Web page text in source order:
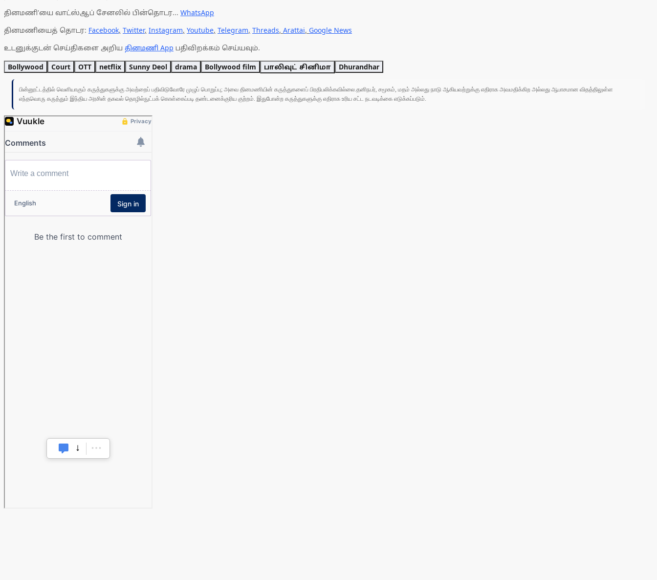
தினமணி'யை வாட்ஸ்ஆப் சேனலில் பின்தொடர... WhatsApp
தினமணியைத் தொடர: Facebook, Twitter, Instagram, Youtube, Telegram, Threads, Arattai, Google News
உடனுக்குடன் செய்திகளை அறிய தினமணி App பதிவிறக்கம் செய்யவும்.
Bollywood Court OTT netflix Sunny Deol drama Bollywood film பாலிவுட் சினிமா Dhurandhar
பின்னூட்டத்தில் வெளியாகும் கருத்துகளுக்கு அவற்றைப் பதிவிடுவோரே முழுப் பொறுப்பு; அவை தினமணியின் கருத்துகளைப் பிரதிபலிக்கவில்லை.தனிநபர், சமூகம், மதம் அல்லது நாடு ஆகியவற்றுக்கு எதிராக அவமதிக்கிற அல்லது ஆபாசமான விதத்திலுள்ள
எந்தவொரு கருத்தும் இந்திய அரசின் தகவல் தொழில்நுட்பக் கொள்கைப்படி தண்டனைக்குரிய குற்றம். இதுபோன்ற கருத்துகளுக்கு எதிராக உரிய சட்ட நடவடிக்கை எடுக்கப்படும்.